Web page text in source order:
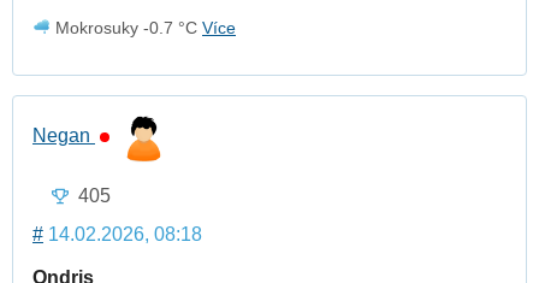
Mokrosuky -0.7 °C Více
Negan
405
# 14.02.2026, 08:18
Ondris